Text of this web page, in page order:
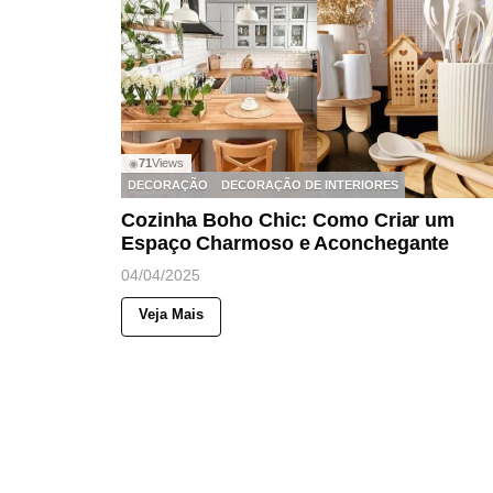
◉71 Views
DECORAÇÃO
DECORAÇÃO DE INTERIORES
Cozinha Boho Chic: Como Criar um
Espaço Charmoso e Aconchegante
04/04/2025
Veja Mais